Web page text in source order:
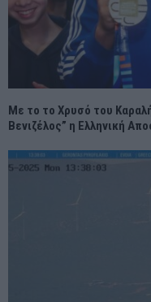
Με το το Χρυσό του
Βενιζέλος” η Ελληνική